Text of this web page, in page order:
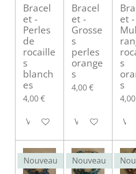
Bracel
et -
Perles
de
rocaille
s
blanch
es
4,00 €
Voir les détails
Bracel
et -
Grosse
s
perles
orange
s
4,00 €
Voir les détails
et -
s
s
Nouveau Nouveau